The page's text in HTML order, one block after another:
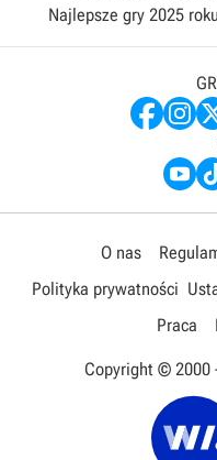
Najlepsze gry 2025 roku
O nas
Polityka prywatności
Praca
Copyright © 2000